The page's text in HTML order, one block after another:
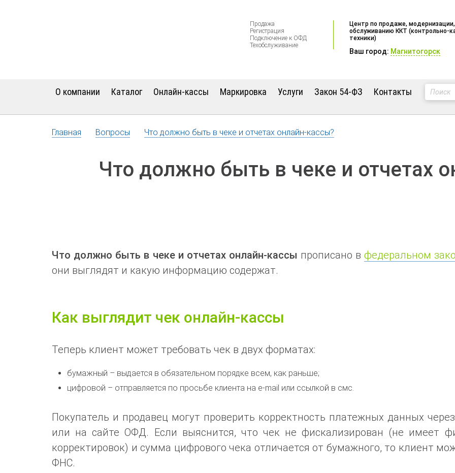
Продажа
Регистрация
Подключение к ОФД
Техобслуживание
Центр по продаже,
обслуживанию ККТ (контрольно-
техники)
Ваш город: Магнитогорск
О компании Каталог Онлайн-кассы Маркировка Услуги Закон 54-ФЗ Контакты
Главная Вопросы Что должно быть в чеке и отчетах онлайн-кассы?
Что должно быть в чеке и отчетах
Что должно быть в чеке и отчетах онлайн-кассы прописано вфедеральном
они выглядят и какую информацию содержат.
Как выглядит чек онлайн-кассы
Теперь клиент может требовать чек в двух форматах:
бумажный – выдается в обязательном порядке всем, как раньше;
цифровой – отправляется по просьбе клиента на e-mail или ссылкой в смс.
Покупатель и продавец могут проверить корректность платежных данных
или на сайте ОФД. Если выяснится, что чек не фискализирован (не имеет
корректировок) и сумма цифрового чека отличается от бумажного, то клиент
ФНС.